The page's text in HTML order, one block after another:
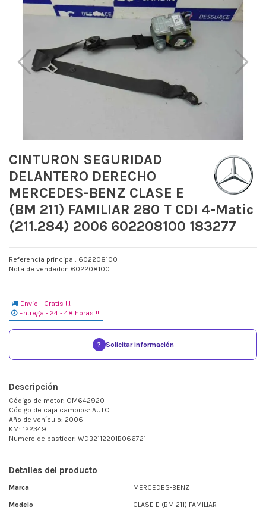
CINTURON SEGURIDAD
DELANTERO DERECHO
MERCEDES-BENZ CLASE E
(BM 211) FAMILIAR 280 T CDI 4-Matic
(211.284) 2006 602208100 183277
Referencia principal: 602208100
Nota de vendedor: 602208100
Envio - Gratis !!!
Entrega - 24 - 48 horas !!!
? Solicitar información
Descripción
Código de motor: OM642920
Código de caja cambios: AUTO
Año de vehículo: 2006
KM: 122349
Numero de bastidor: WDB2112201B066721
Detalles del producto
Marca MERCEDES-BENZ
Modelo CLASE E (BM 211) FAMILIAR